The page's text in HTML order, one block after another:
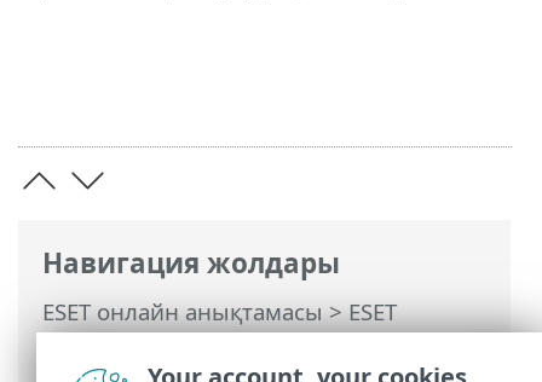
Навигация жолдары
ESET онлайн анықтамасы>ESET
Internet Security>Өнімді іске қосу>
Белсендіру сәтсіз аяқталды — жалпы